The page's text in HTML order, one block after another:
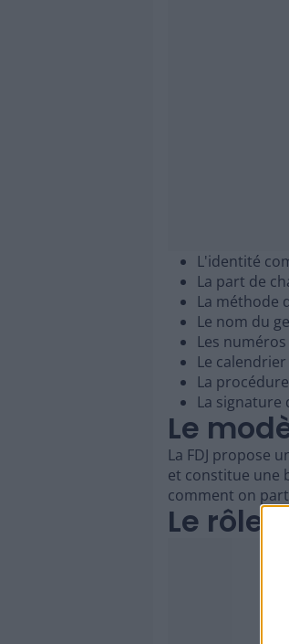
L'identité
La part de
La méthode
Le nom du
Les
Le
La
La signature
Le
La FDJ propose
et constitue une
comment on
Le rôle